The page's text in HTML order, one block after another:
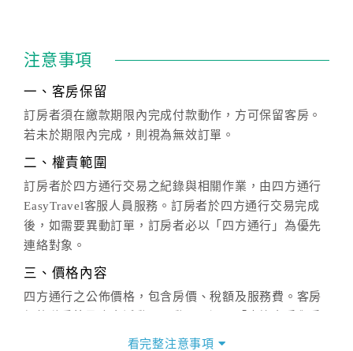
注意事項
一、客房保留
訂房者須在繳款期限內完成付款動作，方可保留客房。
若未於期限內完成，則視為無效訂單。
二、權責範圍
訂房者於四方通行交易之紀錄與相關作業，由四方通行
EasyTravel客服人員服務。訂房者於四方通行交易完成
後，如需要異動訂單，訂房者必以「四方通行」為優先
連絡對象。
三、價格內容
四方通行之公佈價格，包含房價、稅額及服務費。客房
價」之當日價格為標準。
看完整注意事項